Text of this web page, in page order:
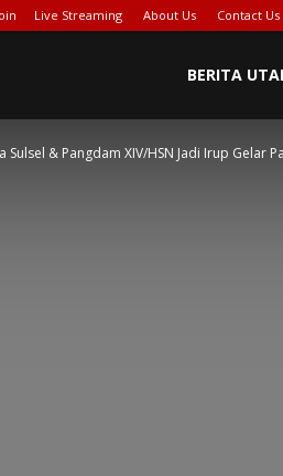
Live Streaming About Us Contact Us
BERITA
Sulsel & Pangdam XIV/HSN Jadi Irup Gelar